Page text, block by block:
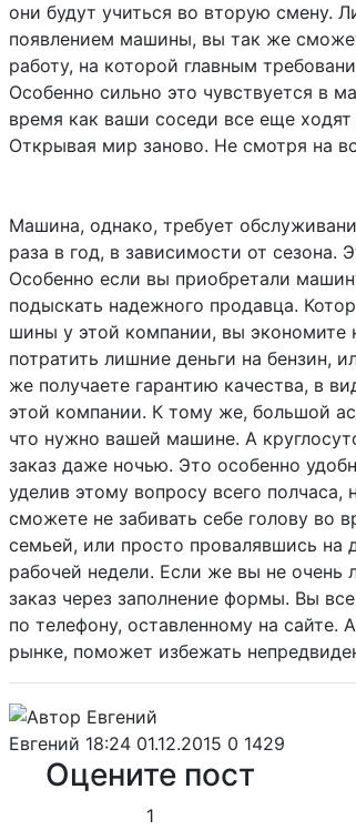
они будут учиться во вторую смену.
появлением машины, вы так же
работу, на которой главным
Особенно сильно это чувствуется в
время как ваши соседи все еще
Открывая мир заново. Не смотря на
Машина, однако, требует
раза в год, в зависимости от сезона.
Особенно если вы приобретали
подыскать надежного продавца.
шины у этой компании, вы экономите
потратить лишние деньги на бензин,
же получаете гарантию качества, в
этой компании. К тому же, большой
что нужно вашей машине. А
заказ даже ночью. Это особенно
уделив этому вопросу всего
сможете не забивать себе голову во
семьей, или просто провалявшись на
рабочей недели. Если же вы не очень
заказ через заполнение формы. Вы
по телефону, оставленному на
рынке, поможет избежать
Евгений 18:24 01.12.2015 0 1429
Оцените пост
1